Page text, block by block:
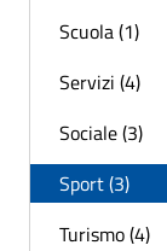
Scuola (1)
Servizi (4)
Sociale (3)
Sport (3)
Turismo (4)